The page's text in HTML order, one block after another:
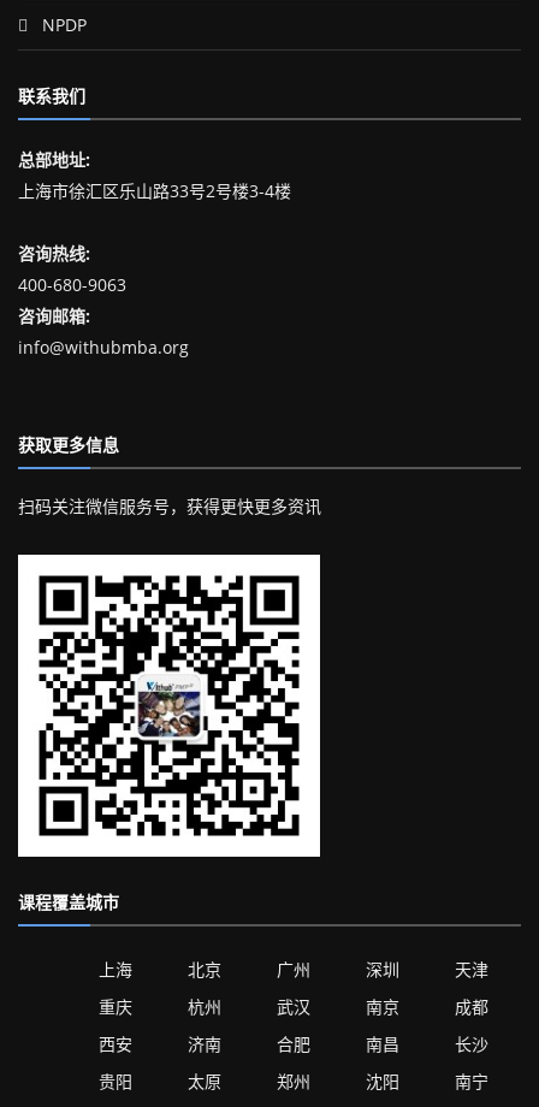
NPDP
联系我们
总部地址:
上海市徐汇区乐山路33号2号楼3-4楼
咨询热线:
400-680-9063
咨询邮箱:
info@withubmba.org
获取更多信息
扫码关注微信服务号，获得更快更多资讯
课程覆盖城市
上海 北京 广州 深圳
天津
重庆
杭州 武汉 南京
成都
西安
济南 合肥 南昌
长沙
贵阳
太原 郑州 沈阳
南宁